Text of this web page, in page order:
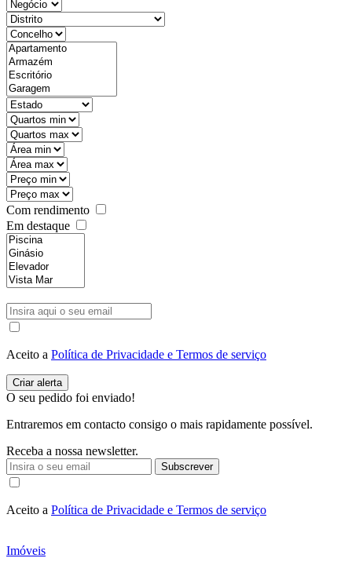
Com rendimento
Em destaque
Aceito a Política de Privacidade e Termos de serviço
O seu pedido foi enviado!
Entraremos em contacto consigo o mais rapidamente possível.
Receba a nossa newsletter.
Subscrever
Aceito a Política de Privacidade e Termos de serviço
Imóveis